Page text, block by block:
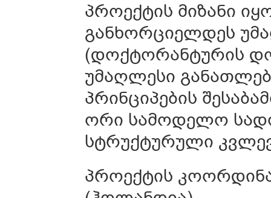
პროექტის მიზანი
განხორციელდეს
(დოქტორანტურის
უმაღლესი
პრინციპების
ორი სამოდელო
სტრუქტურული
პროექტის